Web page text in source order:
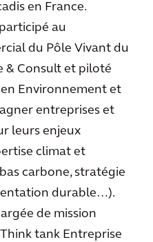
en France.
au
du Pôle Vivant du
& Consult et piloté
Environnement et
entreprises et
leurs enjeux
climat et
carbone, stratégie
durable…).
de mission
tank Entreprise